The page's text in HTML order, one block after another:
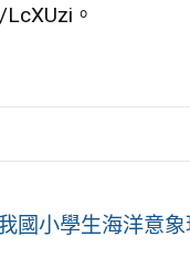
。
國小學生海洋意